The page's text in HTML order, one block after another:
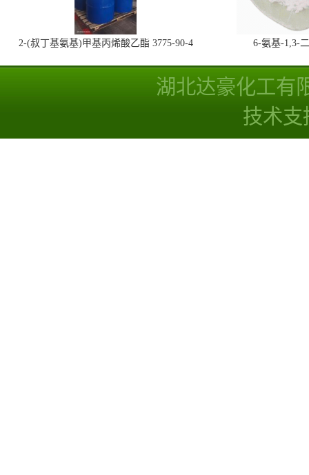
2-(叔丁基氨基)甲基丙烯酸乙酯 3775-90-4 6-氨基-1,3-
湖北达豪化工有
技术